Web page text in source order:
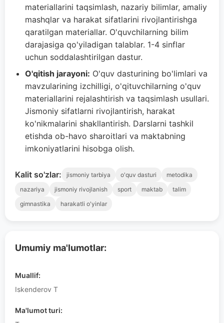
Umumiy ma'lumotlar:
Muallif:
Iskenderov T
Ma'lumot turi:
materiallarini taqsimlash, nazariy bilimlar, amaliy
mashqlar va harakat sifatlarini rivojlantirishga
qaratilgan materiallar. O'quvchilarning bilim
darajasiga qo'yiladigan talablar. 1-4 sinflar
uchun soddalashtirilgan dastur.
O'qitish jarayoni: O'quv dasturining bo'limlari va
mavzularining izchilligi, o'qituvchilarning o'quv
materiallarini rejalashtirish va taqsimlash usullari.
Jismoniy sifatlarni rivojlantirish, harakat
ko'nikmalarini shakllantirish. Darslarni tashkil
etishda ob-havo sharoitlari va maktabning
imkoniyatlarini hisobga olish.
Kalit so'zlar: jismoniy tarbiya o'quv dasturi
metodika
nazariya
jismoniy rivojlanish sport maktab
talim
gimnastika
harakatli o'yinlar